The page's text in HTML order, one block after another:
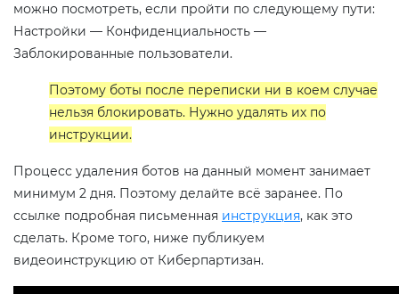
можно посмотреть, если пройти по следующему пути:
Настройки — Конфиденциальность —
Заблокированные пользователи.
Поэтому боты после переписки ни в коем случае
нельзя блокировать. Нужно удалять их по
инструкции.
Процесс удаления ботов на данный момент занимает
минимум 2 дня. Поэтому делайте всё заранее. По
ссылке подробная письменная инструкция, как это
сделать. Кроме того, ниже публикуем
видеоинструкцию от Киберпартизан.